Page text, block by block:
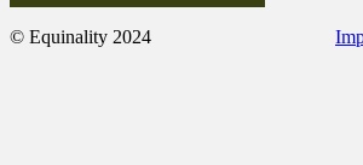
© Equinality 2024